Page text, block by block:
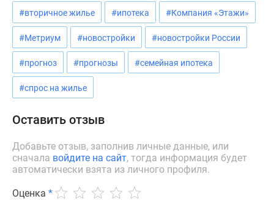
проекте
Контакты
Реклама
сайте
Машино-
места
Апартаменты
#траншевая
#рассрочка
#вторичное жилье #ипотека #Компания «Этажи»
#Метриум #новостройки #новостройки России
#прогноз #прогнозы #семейная ипотека
#спрос на жилье
Оставить отзыв
Добавьте отзыв, заполнив личные данные, или
сначала войдите на сайт, тогда информация будет
автоматически взята из личного профиля.
Оценка *